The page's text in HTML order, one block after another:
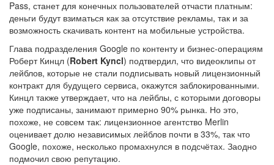
Pass, станет для конечных пользователей отчасти платным:
деньги будут взиматься как за отсутствие рекламы, так и за
возможность скачивать контент на мобильные устройства.
Глава подразделения Google по контенту и бизнес-операциям
Роберт Кинцл (Robert Kyncl) подтвердил, что видеоклипы от
лейблов, которые не стали подписывать новый лицензионный
контракт для будущего сервиса, окажутся заблокированными.
Кинцл также утверждает, что на лейблы, с которыми договоры
уже подписаны, занимают примерно 90% рынка. Но это,
похоже, не совсем так: лицензионное агентство Merlin
оценивает долю независимых лейблов почти в 33%, так что
Google, похоже, несколько промахнулся в подсчётах. Заодно
подмочил свою репутацию.